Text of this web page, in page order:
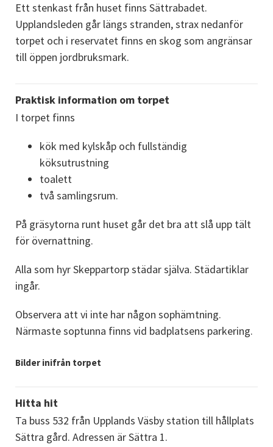
Ett stenkast från huset finns Sättrabadet.
Upplandsleden går längs stranden, strax nedanför
torpet och i reservatet finns en skog som angränsar
till öppen jordbruksmark.
Praktisk information om torpet
I torpet finns
kök med kylskåp och fullständig
köksutrustning
toalett
två samlingsrum.
På gräsytorna runt huset går det bra att slå upp tält
för övernattning.
Alla som hyr Skeppartorp städar själva. Städartiklar
ingår.
Observera att vi inte har någon sophämtning.
Närmaste soptunna finns vid badplatsens parkering.
Bilder inifrån torpet
Hitta hit
Ta buss 532 från Upplands Väsby station till hållplats
Sättra gård. Adressen är Sättra 1.